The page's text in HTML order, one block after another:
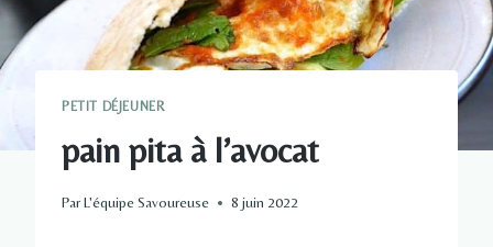
PETIT DÉJEUNER
pain pita à l’avocat
ParL'équipe Savoureuse 8 juin 2022